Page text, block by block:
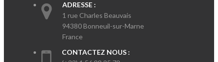
ADRESSE :
1 rue Charles Beauvais
94380 Bonneuil-sur-Marne
France
CONTACTEZ NOUS :